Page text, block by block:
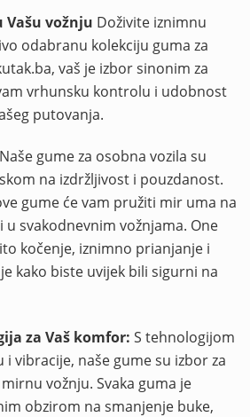
Vašu vožnju Doživite iznimnu
odabranu kolekciju guma za
vaš je izbor sinonim za
vrhunsku kontrolu i udobnost
putovanja.
Naše gume za osobna vozila su
na izdržljivost i pouzdanost.
gume će vam pružiti mir uma na
svakodnevnim vožnjama. One
kočenje, iznimno prianjanje i
kako biste uvijek bili sigurni na
za Vaš komfor: S tehnologijom
vibracije, naše gume su izbor za
vožnju. Svaka guma je
obzirom na smanjenje buke,